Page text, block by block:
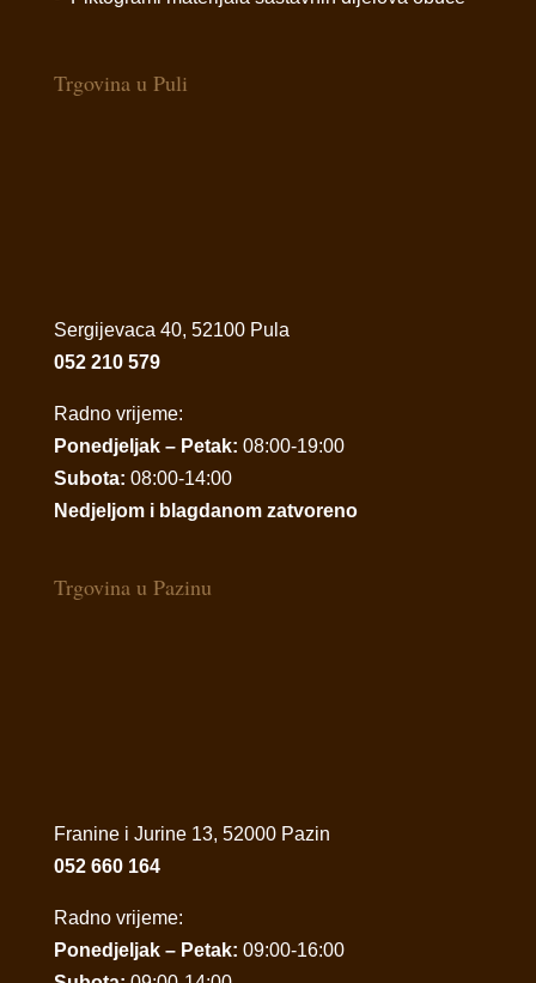
Trgovina u Puli
Sergijevaca 40, 52100 Pula
052 210 579
Radno vrijeme:
Ponedjeljak – Petak: 08:00-19:00
Subota: 08:00-14:00
Nedjeljom i blagdanom zatvoreno
Trgovina u Pazinu
Franine i Jurine 13, 52000 Pazin
052 660 164
Radno vrijeme:
Ponedjeljak – Petak: 09:00-16:00